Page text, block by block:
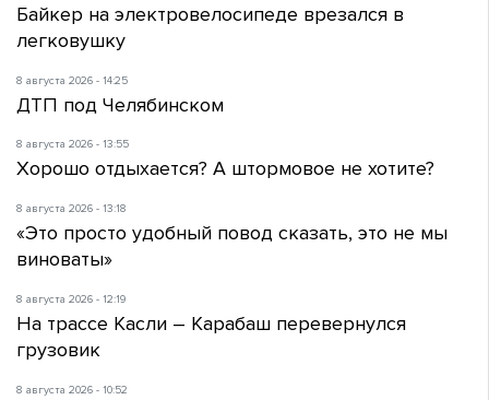
Байкер на электровелосипеде врезался в
легковушку
8 августа 2026 - 14:25
ДТП под Челябинском
8 августа 2026 - 13:55
Хорошо отдыхается? А штормовое не хотите?
8 августа 2026 - 13:18
«Это просто удобный повод сказать, это не мы
виноваты»
8 августа 2026 - 12:19
На трассе Касли – Карабаш перевернулся
грузовик
8 августа 2026 - 10:52